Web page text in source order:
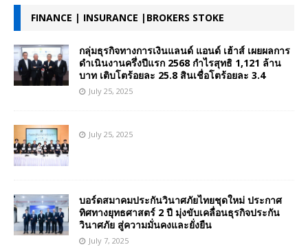
FINANCE | INSURANCE |BROKERS STOKE
กลุ่มธุรกิจทางการเงินแลนด์ แอนด์ เฮ้าส์ เผยผลการ
ดำเนินงานครึ่งปีแรก 2568 กำไรสุทธิ 1,121 ล้าน
บาท เติบโตร้อยละ 25.8 สินเชื่อโตร้อยละ 3.4
July 25, 2025
July 25, 2025
บอร์ดสมาคมประกันวินาศภัยไทยชุดใหม่ ประกาศ
ทิศทางยุทธศาสตร์ 2 ปี มุ่งขับเคลื่อนธุรกิจประกัน
วินาศภัย สู่ความมั่นคงและยั่งยืน
July 7, 2025